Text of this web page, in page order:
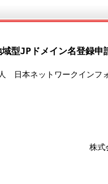
型JPドメイン名登録申
本ネットワークインフ
株式会